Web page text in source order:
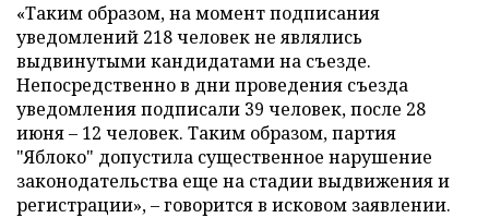
«Таким образом, на момент подписания
уведомлений 218 человек не являлись
выдвинутыми кандидатами на съезде.
Непосредственно в дни проведения съезда
уведомления подписали 39 человек, после 28
июня – 12 человек. Таким образом, партия
"Яблоко" допустила существенное нарушение
законодательства еще на стадии выдвижения и
регистрации», – говорится в исковом заявлении.